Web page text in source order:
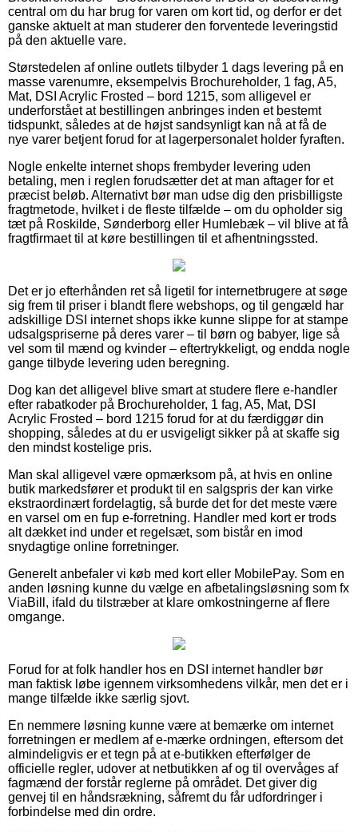
central om du har brug for varen om kort tid, og derfor er det
ganske aktuelt at man studerer den forventede leveringstid
på den aktuelle vare.
Størstedelen af online outlets tilbyder 1 dags levering på en
masse varenumre, eksempelvis Brochureholder, 1 fag, A5,
Mat, DSI Acrylic Frosted – bord 1215, som alligevel er
underforstået at bestillingen anbringes inden et bestemt
tidspunkt, således at de højst sandsynligt kan nå at få de
nye varer betjent forud for at lagerpersonalet holder fyraften.
Nogle enkelte internet shops frembyder levering uden
betaling, men i reglen forudsætter det at man aftager for et
præcist beløb. Alternativt bør man udse dig den prisbilligste
fragtmetode, hvilket i de fleste tilfælde – om du opholder sig
tæt på Roskilde, Sønderborg eller Humlebæk – vil blive at få
fragtfirmaet til at køre bestillingen til et afhentningssted.
Det er jo efterhånden ret så ligetil for internetbrugere at søge
sig frem til priser i blandt flere webshops, og til gengæld har
adskillige DSI internet shops ikke kunne slippe for at stampe
udsalgspriserne på deres varer – til børn og babyer, lige så
vel som til mænd og kvinder – eftertrykkeligt, og endda nogle
gange tilbyde levering uden beregning.
Dog kan det alligevel blive smart at studere flere e-handler
efter rabatkoder på Brochureholder, 1 fag, A5, Mat, DSI
Acrylic Frosted – bord 1215 forud for at du færdiggør din
shopping, således at du er usvigeligt sikker på at skaffe sig
den mindst kostelige pris.
Man skal alligevel være opmærksom på, at hvis en online
butik markedsfører et produkt til en salgspris der kan virke
ekstraordinært fordelagtig, så burde det for det meste være
en varsel om en fup e-forretning. Handler med kort er trods
alt dækket ind under et regelsæt, som bistår en imod
snydagtige online forretninger.
Generelt anbefaler vi køb med kort eller MobilePay. Som en
anden løsning kunne du vælge en afbetalingsløsning som fx
ViaBill, ifald du tilstræber at klare omkostningerne af flere
omgange.
Forud for at folk handler hos en DSI internet handler bør
man faktisk løbe igennem virksomhedens vilkår, men det er i
mange tilfælde ikke særlig sjovt.
En nemmere løsning kunne være at bemærke om internet
forretningen er medlem af e-mærke ordningen, eftersom det
almindeligvis er et tegn på at e-butikken efterfølger de
officielle regler, udover at netbutikken af og til overvåges af
fagmænd der forstår reglerne på området. Det giver dig
genvej til en håndsrækning, såfremt du får udfordringer i
forbindelse med din ordre.